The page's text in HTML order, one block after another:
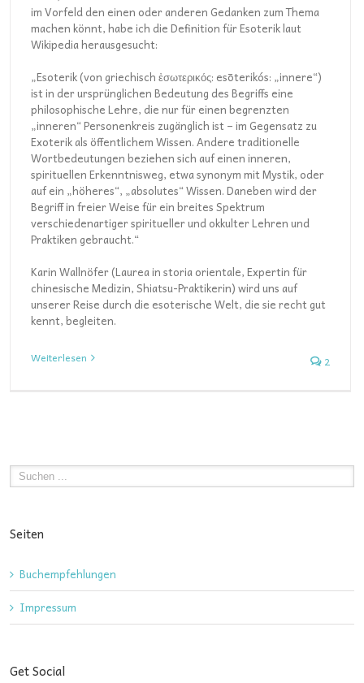
im Vorfeld den einen oder anderen Gedanken zum Thema
machen könnt, habe ich die Definition für Esoterik laut
Wikipedia herausgesucht:
„Esoterik (von griechisch ἐσωτερικός: esōterikós: „innere“)
ist in der ursprünglichen Bedeutung des Begriffs eine
philosophische Lehre, die nur für einen begrenzten
„inneren“ Personenkreis zugänglich ist – im Gegensatz zu
Exoterik als öffentlichem Wissen. Andere traditionelle
Wortbedeutungen beziehen sich auf einen inneren,
spirituellen Erkenntnisweg, etwa synonym mit Mystik, oder
auf ein „höheres“, „absolutes“ Wissen. Daneben wird der
Begriff in freier Weise für ein breites Spektrum
verschiedenartiger spiritueller und okkulter Lehren und
Praktiken gebraucht.“
Karin Wallnöfer (Laurea in storia orientale, Expertin für
chinesische Medizin, Shiatsu-Praktikerin) wird uns auf
unserer Reise durch die esoterische Welt, die sie recht gut
kennt, begleiten.
Weiterlesen 2
Seiten
Buchempfehlungen
Impressum
Get Social